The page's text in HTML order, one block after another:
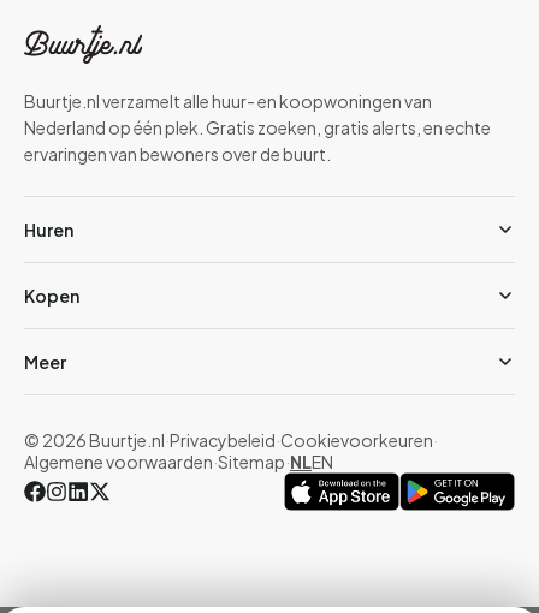
Buurtje.nl verzamelt alle huur- en koopwoningen van
Nederland op één plek. Gratis zoeken, gratis alerts, en echte
ervaringen van bewoners over de buurt.
Huren
Kopen
Meer
© 2026 Buurtje.nl·Privacybeleid·Cookievoorkeuren·
Algemene voorwaarden·Sitemap·NLEN